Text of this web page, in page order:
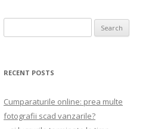
for:
RECENT POSTS
Cumparaturile online: prea multe
fotografii scad vanzarile?